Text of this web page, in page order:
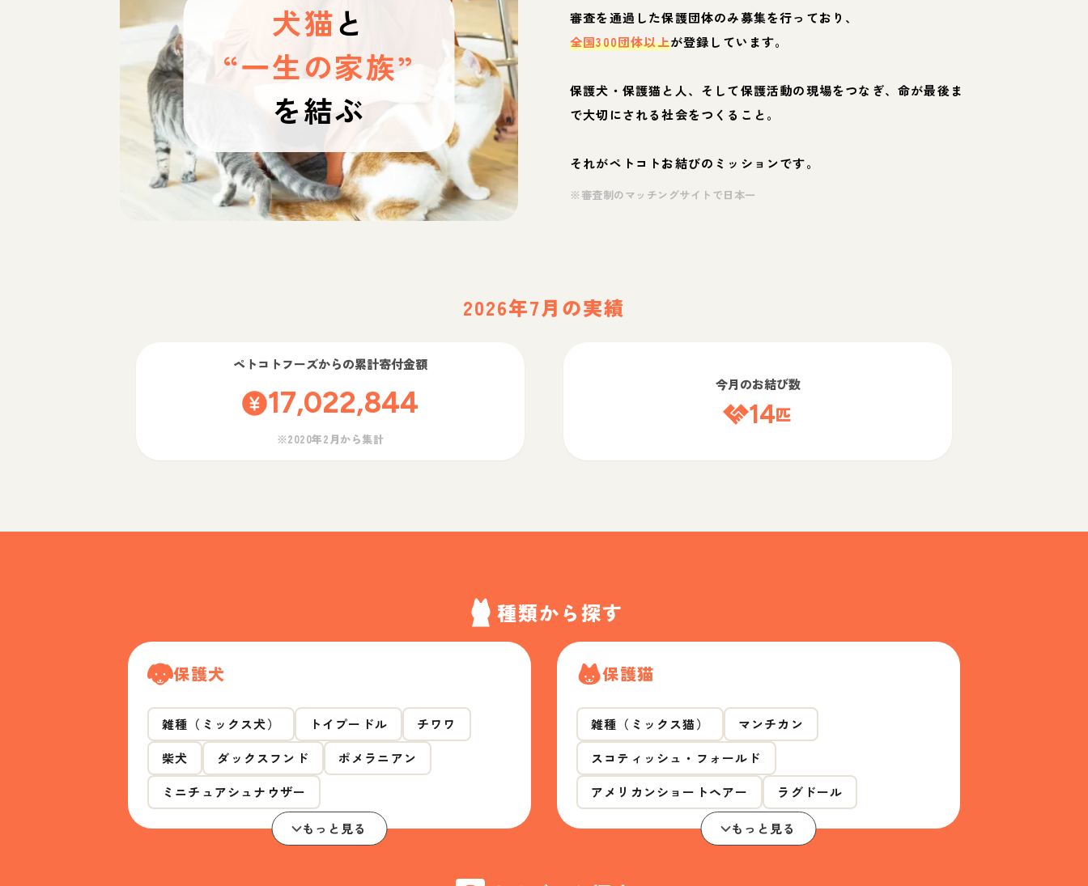
犬猫と
“一生の家族”
を結ぶ
審査を通過した保護団体のみ募集を行っており、
全国300団体以上が登録しています。
保護犬・保護猫と人、そして保護活動の現場をつなぎ、命が最後ま
で大切にされる社会をつくること。
それがペトコトお結びのミッションです。
※審査制のマッチングサイトで日本一
2026年7月の実績
ペトコトフーズからの累計寄付金額
17,022,844
※2020年2月から集計
今月のお結び数
14匹
種類から探す
保護犬
雑種（ミックス犬） トイプードル
チワワ
柴犬
ダックスフンド
ポメラニアン
ミニチュアシュナウザー
もっと見る
保護猫
雑種（ミックス猫）
マンチカン
スコティッシュ・フォールド
アメリカンショートヘアー
ラグドール
もっと見る